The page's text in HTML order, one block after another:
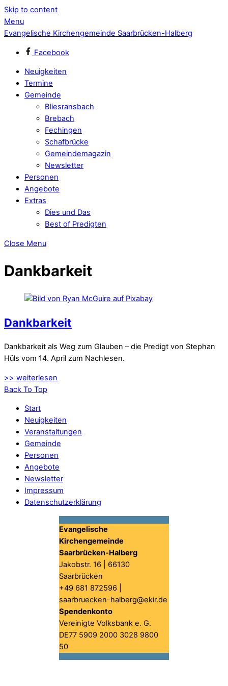
Skip to content
Menu
Evangelische Kirchengemeinde Saarbrücken-Halberg
Facebook
Neuigkeiten
Termine
Gemeinde
Bliesransbach
Brebach
Fechingen
Schafbrücke
Gemeindemagazin
Newsletter
Personen
Angebote
Extras
Dies und Das
Best of Predigten
Close Menu
Dankbarkeit
Dankbarkeit
Dankbarkeit als Weg zum Glauben – die Predigt von Stephan
Hüls vom 14. April zum Nachlesen.
>> weiterlesen
Back To Top
Start
Neuigkeiten
Veranstaltungen
Gemeinde
Personen
Angebote
Newsletter
Impressum
Datenschutzerklärung
Evangelische
Kirchengemeinde
Saarbrücken-Halberg
Jakobstr. 16 | 66130
Saarbrücken
+49 681 872596 |
saarbruecken-halberg@ekir.de
Spendenkonto
Vereinigte Volksbank e. G.
DE77 5909 2000 3028 9800
50